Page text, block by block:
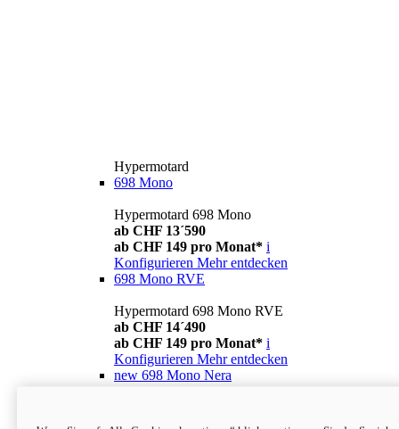
Hypermotard
698 Mono
Hypermotard 698 Mono
ab CHF 13´590
ab CHF 149 pro Monat* i
Konfigurieren Mehr entdecken
698 Mono RVE
Hypermotard 698 Mono RVE
ab CHF 14´490
ab CHF 149 pro Monat* i
Konfigurieren Mehr entdecken
new 698 Mono Nera
ab CHF 13´990